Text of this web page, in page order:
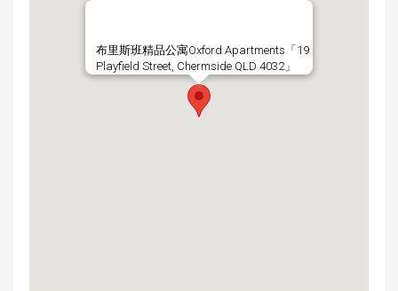
布里斯班精品公寓Oxford Apartments「19
Playfield Street, Chermside QLD 4032」